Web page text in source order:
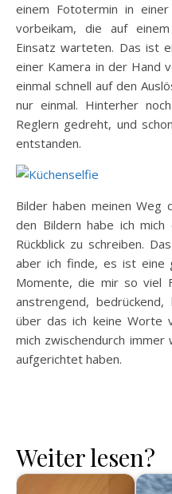
einem Fototermin in
vorbeikam, die auf
Einsatz warteten. Das ist
einer Kamera in der Hand
einmal schnell auf den
nur einmal. Hinterher
Reglern gedreht, und
entstanden.
Bilder haben meinen Weg
den Bildern habe ich mich
Rückblick zu schreiben.
aber ich finde, es ist eine
Momente, die mir so viel
anstrengend,
über das ich keine Worte
mich zwischendurch
aufgerichtet haben.
Weiter lesen?